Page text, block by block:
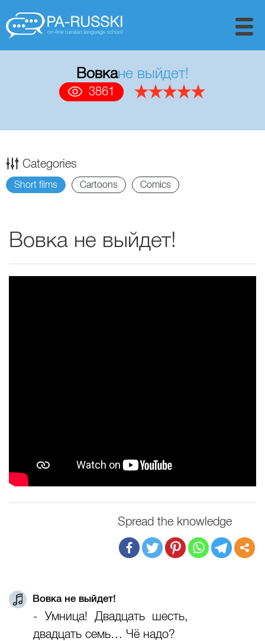
Вовкане выйдет!
3861
Categories
Short films Cartoons Comics
Вовка не выйдет!
Spread the knowledge
Вовка не выйдет!
- Умница! Двадцать шесть,
двадцать семь… Чё надо?